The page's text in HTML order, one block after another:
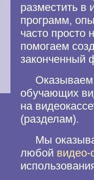
разместить в
программ,
часто просто
помогаем
законченный
Оказываем
обучающих
на
(разделам).
Мы
любой